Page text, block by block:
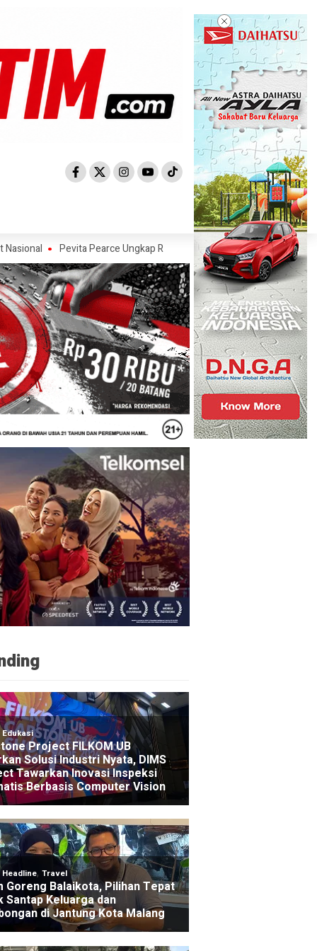
Pevita Pearce Ungkap Rahasia Mengelola Finansial Bareng Sahabat
Jatim Bebaskan Tunggakan Pajak Motor Ojol